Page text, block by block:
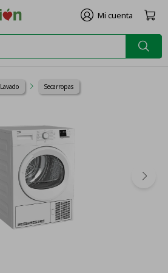
Lavado Secarropas